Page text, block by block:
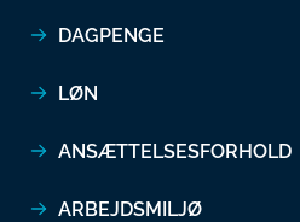
DAGPENGE
LØN
ANSÆTTELSESFORHOLD
ARBEJDSMILJØ